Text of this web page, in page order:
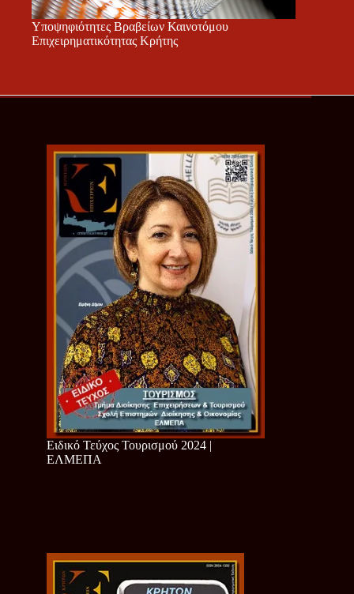
Υποψηφιότητες Βραβείων Καινοτόμου
Επιχειρηματικότητας Κρήτης
Ειδικό Τεύχος Τουρισμού 2024 |
ΕΛΜΕΠΑ